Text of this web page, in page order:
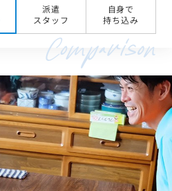
派遣
スタッフ
自身で
持ち込み